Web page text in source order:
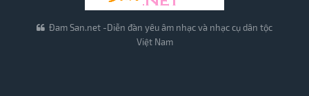
Đam San.net -Diễn đàn yêu âm nhạc và nhạc cụ dân tộc
Việt Nam